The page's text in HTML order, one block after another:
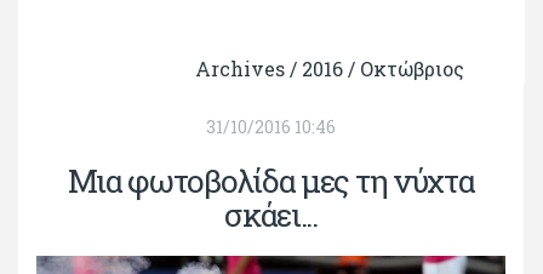
Archives / 2016 / Οκτώβριος
31/10/2016 10:46
Μια φωτοβολίδα μες τη νύχτα
σκάει...